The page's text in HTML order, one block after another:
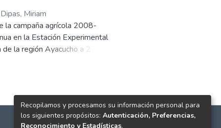
Dipas, Miriam
la campaña agrícola 2008-
en la Estación Experimental
la región Ayacucho a 2720
provincias de La Mar,
Al finalizar las evaluaciones se
campaña agrícola 2009-2010.
fue 2962,18 t/ha. Los cultivares
Recopilamos y procesamos su información personal para
los siguientes propósitos: Autenticación, Preferencias,
Reconocimiento y Estadísticas.